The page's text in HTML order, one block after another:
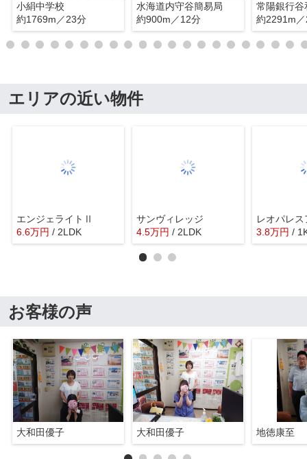
小絹中学校
約1769m／23分
水海道内守谷簡易局
約900m／12分
常陽銀行谷
約2291m
エリアの近い物件
エンジェライトⅡ
6.6万円 / 2LDK
サンヴィレッジ
4.5万円 / 2LDK 3.8万円 /
お客様の声
大和田優子 大和田優子 地徳康至